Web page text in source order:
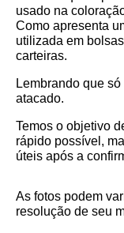
usado na
Como apresenta
utilizada em
carteiras.
Lembrando que
atacado.
Temos o objetivo
rápido possível,
úteis após a
As fotos podem
resolução de seu